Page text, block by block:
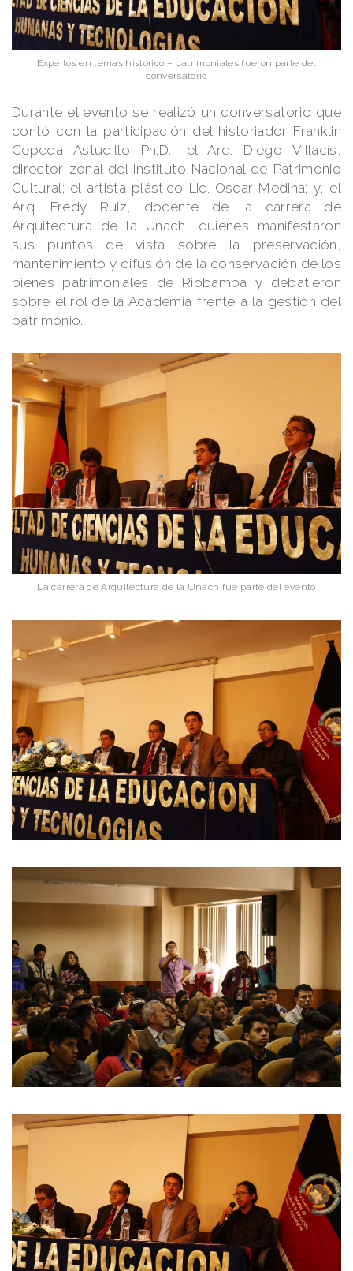
Expertos en temas histórico – patrimoniales fueron parte del
conversatorio
Durante el evento se realizó un conversatorio que
contó con la participación del historiador Franklin
Cepeda Astudillo Ph.D., el Arq. Diego Villacís,
director zonal del Instituto Nacional de Patrimonio
Cultural; el artista plástico Lic. Óscar Medina; y, el
Arq. Fredy Ruiz, docente de la carrera de
Arquitectura de la Unach, quienes manifestaron
sus puntos de vista sobre la preservación,
mantenimiento y difusión de la conservación de los
bienes patrimoniales de Riobamba y debatieron
sobre el rol de la Academia frente a la gestión del
patrimonio.
La carrera de Arquitectura de la Unach fue parte del evento